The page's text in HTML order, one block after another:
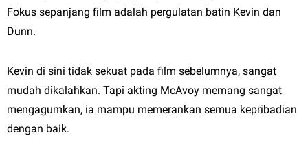
Fokus sepanjang film adalah pergulatan batin Kevin dan
Dunn.
Kevin di sini tidak sekuat pada film sebelumnya, sangat
mudah dikalahkan. Tapi akting McAvoy memang sangat
mengagumkan, ia mampu memerankan semua kepribadian
dengan baik.